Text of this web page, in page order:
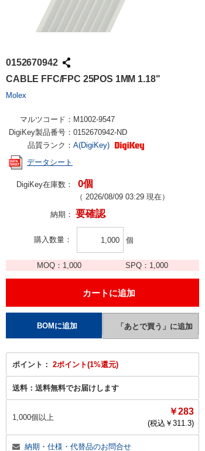
0152670942
CABLE FFC/FPC 25POS 1MM 1.18"
Molex
マルツコード： M1002-9547
DigiKey製品番号： 0152670942-ND
品質ランク： A(DigiKey)
データシート
DigiKey在庫数： 0個
（ 2026/08/09 03:29 現在）
納期： 要確認
購入数量 個
MOQ： 1,000 SPQ： 1,000
ポイント： 2ポイント(1%還元)
送料： 送料無料でお届けします
1,000個以上
￥283
(税込￥ 311.3)
納期・仕様・代替品のお問合せ